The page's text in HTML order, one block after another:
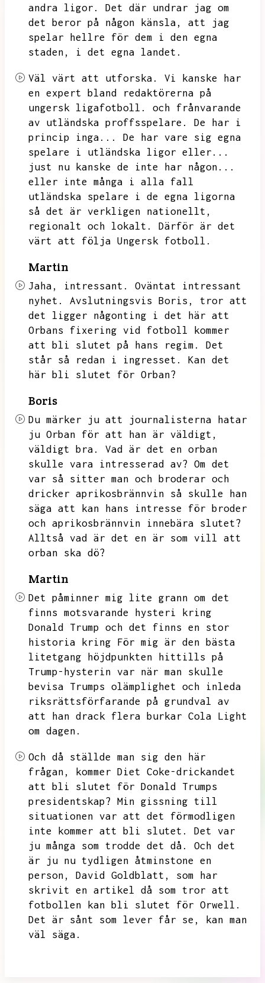
andra ligor.
Det där undrar jag om
det beror på någon känsla,
att jag
spelar hellre för dem i den egna
staden,
i det egna landet.
Väl värt att utforska.
Vi kanske har
en expert bland redaktörerna på
ungersk ligafotboll.
och frånvarande
av utländska proffsspelare.
De har i
princip inga...
De har vare sig egna
spelare i utländska ligor eller...
just nu kanske de inte har någon...
eller inte många i alla fall
utländska spelare i de egna ligorna
så det är verkligen nationellt,
regionalt och lokalt.
Därför är det
värt att följa Ungersk fotboll.
Martin
Jaha, intressant.
Oväntat intressant
nyhet.
Avslutningsvis Boris,
tror att
det ligger någonting i det här att
Orbans fixering vid fotboll kommer
att bli slutet på hans regim.
Det
står så redan i ingresset.
Kan det
här bli slutet för Orban?
Boris
Du märker ju att journalisterna hatar
ju Orban för att han är väldigt,
väldigt bra.
Vad är det en orban
skulle vara intresserad av? Om det
var så sitter man och broderar och
dricker aprikosbrännvin så skulle han
säga att kan hans intresse för broder
och aprikosbrännvin innebära slutet?
Alltså vad är det en är som vill att
orban ska dö?
Martin
Det påminner mig lite grann om det
finns motsvarande hysteri kring
Donald Trump och det finns en stor
historia kring För mig är den bästa
litetgang höjdpunkten hittills på
Trump-hysterin var när man skulle
bevisa Trumps olämplighet och inleda
riksrättsförfarande på grundval av
att han drack flera burkar Cola Light
om dagen.
Och då ställde man sig den här
frågan,
kommer Diet Coke-drickandet
att bli slutet för Donald Trumps
presidentskap? Min gissning till
situationen var att det förmodligen
inte kommer att bli slutet.
Det var
ju många som trodde det då.
Och det
är ju nu tydligen åtminstone en
person,
David Goldblatt,
som har
skrivit en artikel då som tror att
fotbollen kan bli slutet för Orwell.
Det är sånt som lever får se,
kan man
väl säga.